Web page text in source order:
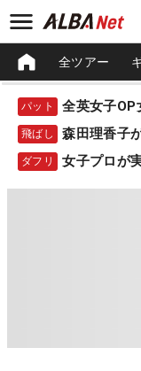
全ツアー
パット 全英女子OP
飛ばし 森田理香子
ダフリ 女子プロが